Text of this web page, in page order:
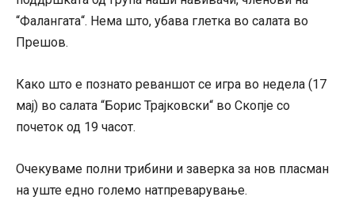
“Фалангата“. Нема што, убава глетка во салата во
Прешов.
Како што е познато реваншот се игра во недела (17
мај) во салата “Борис Трајковски“ во Скопје со
почеток од 19 часот.
Очекуваме полни трибини и заверка за нов пласман
на уште едно големо натпреварување.